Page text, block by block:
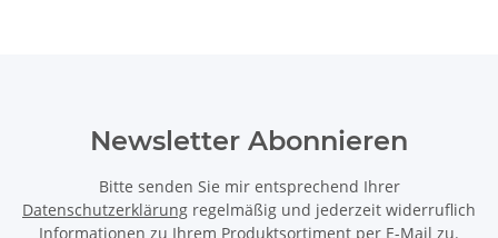
Newsletter Abonnieren
Bitte senden Sie mir entsprechend Ihrer
Datenschutzerklärung regelmäßig und jederzeit widerruflich
Informationen zu Ihrem Produktsortiment per E-Mail zu.